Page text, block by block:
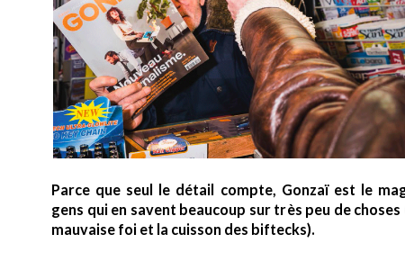
Parce que seul le détail compte, Gonzaï est le
gens qui en savent beaucoup sur très peu de choses
mauvaise foi et la cuisson des biftecks).